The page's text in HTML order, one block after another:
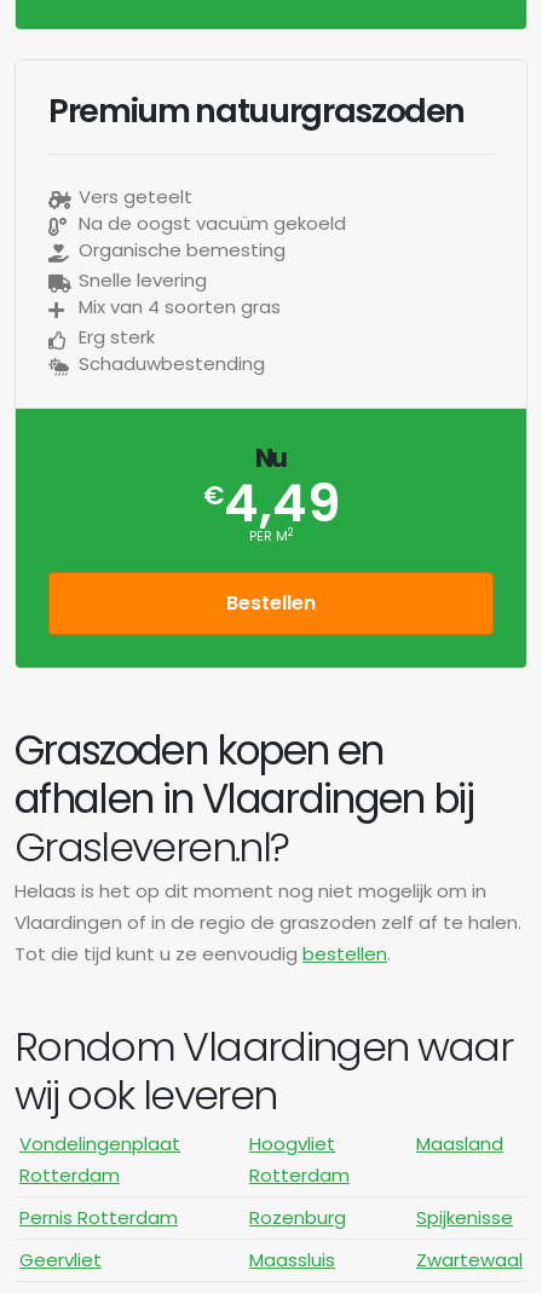
Premium natuurgraszoden
Vers geteelt
Na de oogst vacuüm gekoeld
Organische bemesting
Snelle levering
Mix van 4 soorten gras
Erg sterk
Schaduwbestending
Nu
€4,49
PER M2
Bestellen
Graszoden kopen en
afhalen in Vlaardingen bij
Grasleveren.nl?
Helaas is het op dit moment nog niet mogelijk om in
Vlaardingen of in de regio de graszoden zelf af te halen.
Tot die tijd kunt u ze eenvoudig bestellen.
Rondom Vlaardingen waar
wij ook leveren
Vondelingenplaat
Rotterdam
Hoogvliet
Rotterdam
Maasland
Pernis Rotterdam Rozenburg
Spijkenisse
Geervliet
Maassluis Zwartewaal